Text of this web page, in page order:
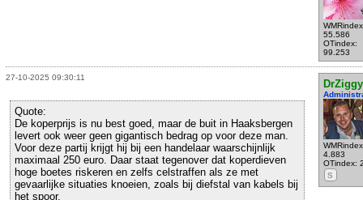
55.586
OTindex:
99.253
27-10-2025 09:30:11
DrZiggy
4.883
OTindex:
S
Quote:
De koperprijs is nu best goed, maar de buit in Haaksbergen
levert ook weer geen gigantisch bedrag op voor deze man.
Voor deze partij krijgt hij bij een handelaar waarschijnlijk
maximaal 250 euro. Daar staat tegenover dat koperdieven
hoge boetes riskeren en zelfs celstraffen als ze met
gevaarlijke situaties knoeien, zoals bij diefstal van kabels bij
het spoor.